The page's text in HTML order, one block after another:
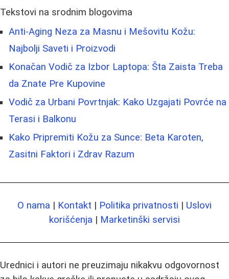
Tekstovi na srodnim blogovima
Anti-Aging Neza za Masnu i Mešovitu Kožu:
Najbolji Saveti i Proizvodi
Konačan Vodič za Izbor Laptopa: Šta Zaista Treba
da Znate Pre Kupovine
Vodič za Urbani Povrtnjak: Kako Uzgajati Povrće na
Terasi i Balkonu
Kako Pripremiti Kožu za Sunce: Beta Karoten,
Zasitni Faktori i Zdrav Razum
O nama | Kontakt | Politika privatnosti | Uslovi
korišćenja | Marketinški servisi
Urednici i autori ne preuzimaju nikakvu odgovornost